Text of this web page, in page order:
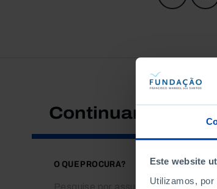
Este website
Utilizamos,
Continuar a
O QUE PROCURA?